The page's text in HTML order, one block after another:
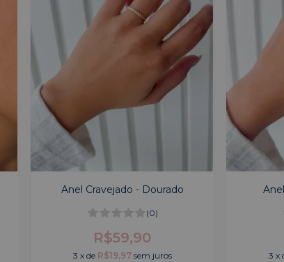
Anel Cravejado - Dourado
(0)
R$59,90
3 x de R$19,97 sem juros 3 x